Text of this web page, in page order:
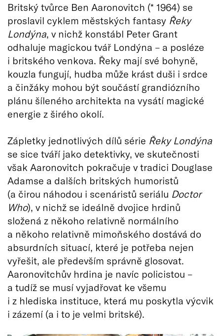
Britský tvůrce Ben Aaronovitch (* 1964) se
proslavil cyklem městských fantasy Řeky
Londýna, v nichž konstábl Peter Grant
odhaluje magickou tvář Londýna – a posléze
i britského venkova. Řeky mají své bohyně,
kouzla fungují, hudba může krást duši i srdce
a činžáky mohou být součástí grandiózního
plánu šíleného architekta na vysátí magické
energie z širého okolí.
Zápletky jednotlivých dílů série Řeky Londýna
se sice tváří jako detektivky, ve skutečnosti
však Aaronovitch pokračuje v tradici Douglase
Adamse a dalších britských humoristů
(a čirou náhodou i scenáristů seriálu Doctor
Who), v nichž se ideálně dvojice hrdinů
složená z někoho relativně normálního
a někoho relativně mimoňského dostává do
absurdních situací, které je potřeba nejen
vyřešit, ale především správně glosovat.
Aaronovitchův hrdina je navíc policistou –
a tudíž se musí vyjadřovat ke všemu
i z hlediska instituce, která mu poskytla výcvik
i zázemí (a i to je velmi britské).